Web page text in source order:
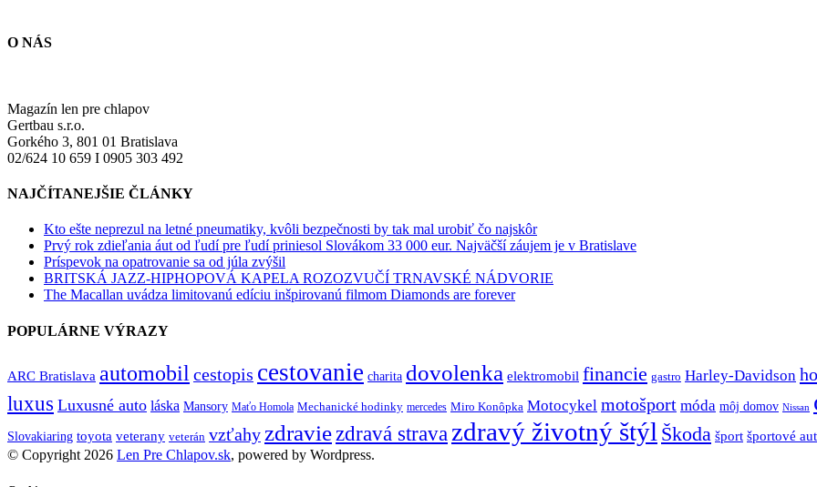
O NÁS
Magazín len pre chlapov
Gertbau s.r.o.
Gorkého 3, 801 01 Bratislava
02/624 10 659 I 0905 303 492
NAJČÍTANEJŠIE ČLÁNKY
Kto ešte neprezul na letné pneumatiky, kvôli bezpečnosti by tak mal urobiť čo najskôr
Prvý rok zdieľania áut od ľudí pre ľudí priniesol Slovákom 33 000 eur. Najväčší záujem je v Bratislave
Príspevok na opatrovanie sa od júla zvýšil
BRITSKÁ JAZZ-HIPHOPOVÁ KAPELA ROZOZVUČÍ TRNAVSKÉ NÁDVORIE
The Macallan uvádza limitovanú edíciu inšpirovanú filmom Diamonds are forever
POPULÁRNE VÝRAZY
ARC Bratislava automobil cestopis cestovanie charita dovolenka elektromobil financie gastro Harley-Davidson
luxus Luxusné auto láska Mansory Maťo Homola Mechanické hodinky mercedes Miro Konôpka Motocykel motošport móda môj domov Nissan
Slovakiaring toyota veterany veterán vzťahy zdravie zdravá strava zdravý životný štýl Škoda šport športové
© Copyright 2026 Len Pre Chlapov.sk, powered by Wordpress.